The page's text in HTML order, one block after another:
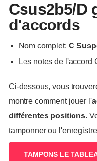
Csus2b5/D
d'accords
Nom complet: C
Les notes de l'accord
Ci-dessous, vous
montre comment jouer l'
différentes positions.
tamponner ou
TAMPONS LE